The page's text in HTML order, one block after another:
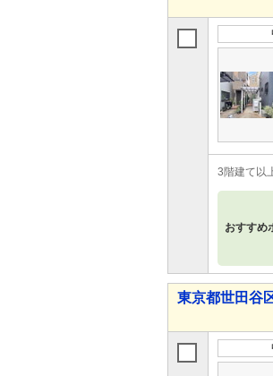
3階建て以
おすすめ
東京都世田谷